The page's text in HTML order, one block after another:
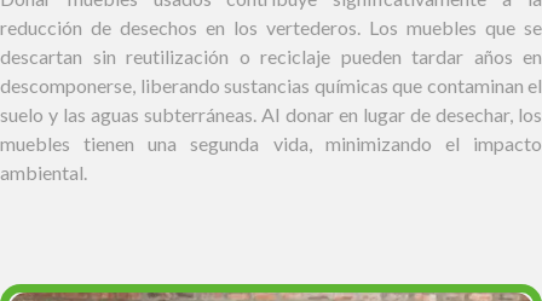
reducción de desechos en los vertederos. Los muebles que se
descartan sin reutilización o reciclaje pueden tardar años en
descomponerse, liberando sustancias químicas que contaminan el
suelo y las aguas subterráneas. Al donar en lugar de desechar, los
muebles tienen una segunda vida, minimizando el impacto
ambiental.